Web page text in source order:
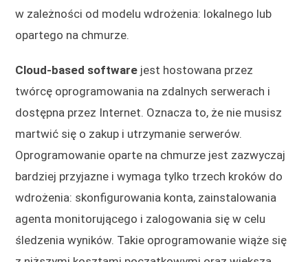
w zależności od modelu wdrożenia: lokalnego lub
opartego na chmurze.
Cloud-based software jest hostowana przez
twórcę oprogramowania na zdalnych serwerach i
dostępna przez Internet. Oznacza to, że nie musisz
martwić się o zakup i utrzymanie serwerów.
Oprogramowanie oparte na chmurze jest zazwyczaj
bardziej przyjazne i wymaga tylko trzech kroków do
wdrożenia: skonfigurowania konta, zainstalowania
agenta monitorującego i zalogowania się w celu
śledzenia wyników. Takie oprogramowanie wiąże się